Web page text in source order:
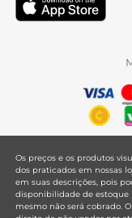
Os preços e os produtos
dos praticados em nossas
em suas descrições, pois
disponibilidade de estoque
mesmo não será cobrado.